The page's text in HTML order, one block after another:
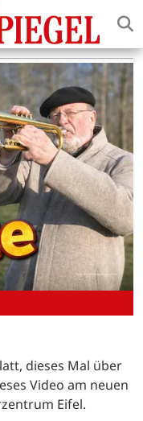
dieses Mal über
Video am neuen
Eifel.